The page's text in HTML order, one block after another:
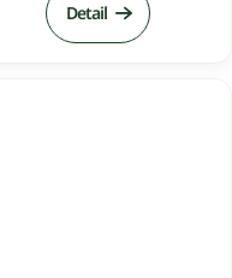
Detail